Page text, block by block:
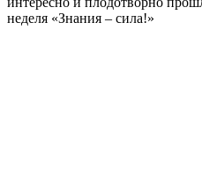
неделя «Знания – сила!»